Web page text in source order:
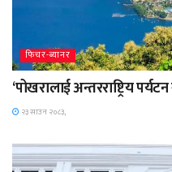
फिचर-ब्यानर
‘पोखरालाई अन्तरराष्ट्रिय
२३ साउन २०८३,